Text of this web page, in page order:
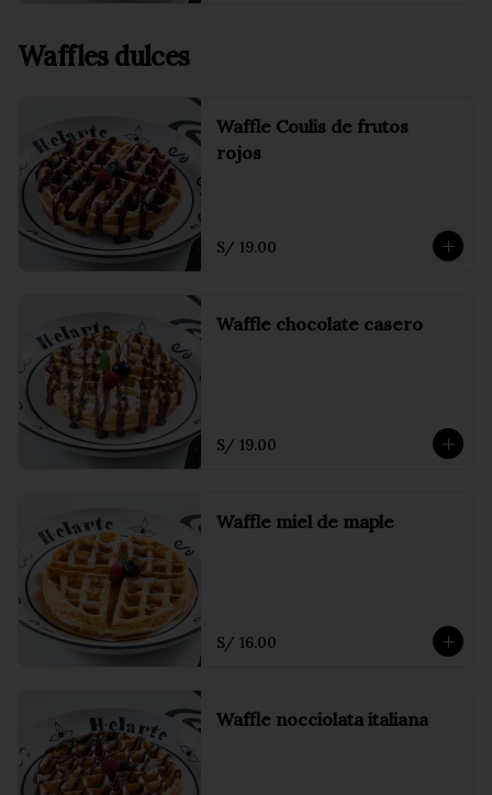
Waffles dulces
Waffle Coulis de frutos
rojos
S/ 19.00
Waffle chocolate casero
S/ 19.00
Waffle miel de maple
S/ 16.00
Waffle nocciolata italiana